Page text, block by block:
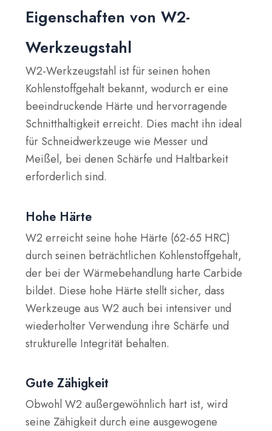
Eigenschaften von W2-
Werkzeugstahl
W2-Werkzeugstahl ist für seinen hohen
Kohlenstoffgehalt bekannt, wodurch er eine
beeindruckende Härte und hervorragende
Schnitthaltigkeit erreicht. Dies macht ihn ideal
für Schneidwerkzeuge wie Messer und
Meißel, bei denen Schärfe und Haltbarkeit
erforderlich sind.
Hohe Härte
W2 erreicht seine hohe Härte (62-65 HRC)
durch seinen beträchtlichen Kohlenstoffgehalt,
der bei der Wärmebehandlung harte Carbide
bildet. Diese hohe Härte stellt sicher, dass
Werkzeuge aus W2 auch bei intensiver und
wiederholter Verwendung ihre Schärfe und
strukturelle Integrität behalten.
Gute Zähigkeit
Obwohl W2 außergewöhnlich hart ist, wird
seine Zähigkeit durch eine ausgewogene